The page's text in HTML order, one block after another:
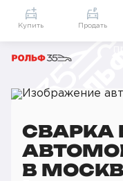
Приложение
Мой РОЛЬФ
Главная
РОЛЬФ Сервис
Сервис Renault
Кузовной
Сварочные
Сварка
СВАРКА
В
Купить Продать